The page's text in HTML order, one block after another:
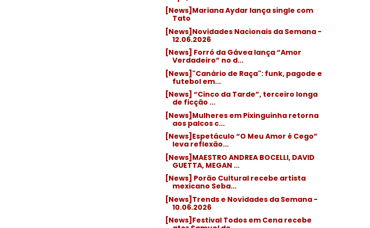
[News]Mariana Aydar lança single com
Tato
[News]Novidades Nacionais da Semana -
12.06.2026
[News] Forró da Gávea lança “Amor
Verdadeiro” no d...
[News]"Canário de Raça": funk, pagode e
futebol em...
[News] “Cinco da Tarde”, terceiro longa
de ficção ...
[News]Mulheres em Pixinguinha retorna
aos palcos c...
[News]Espetáculo “O Meu Amor é Cego”
leva reflexão...
[News]MAESTRO ANDREA BOCELLI, DAVID
GUETTA, MEGAN ...
[News] Porão Cultural recebe artista
mexicano Seba...
[News]Trends e Novidades da Semana -
10.06.2026
[News]Festival Todos em Cena recebe